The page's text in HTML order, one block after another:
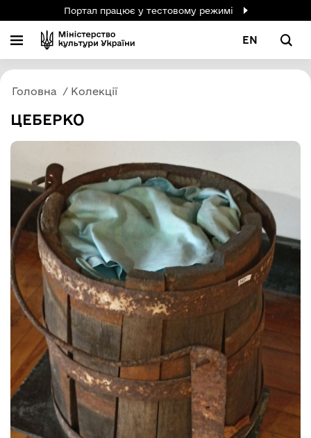
Портал працює у тестовому режимі
EN
Головна Колекції
ЦЕБЕРКО